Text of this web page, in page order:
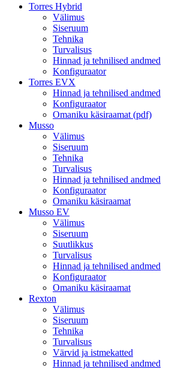
Torres Hybrid
Välimus
Siseruum
Tehnika
Turvalisus
Hinnad ja tehnilised andmed
Konfiguraator
Torres EVX
Hinnad ja tehnilised andmed
Konfiguraator
Omaniku käsiraamat (pdf)
Musso
Välimus
Siseruum
Tehnika
Turvalisus
Hinnad ja tehnilised andmed
Konfiguraator
Omaniku käsiraamat
Musso EV
Välimus
Siseruum
Suutlikkus
Turvalisus
Hinnad ja tehnilised andmed
Konfiguraator
Omaniku käsiraamat
Rexton
Välimus
Siseruum
Tehnika
Turvalisus
Värvid ja istmekatted
Hinnad ja tehnilised andmed